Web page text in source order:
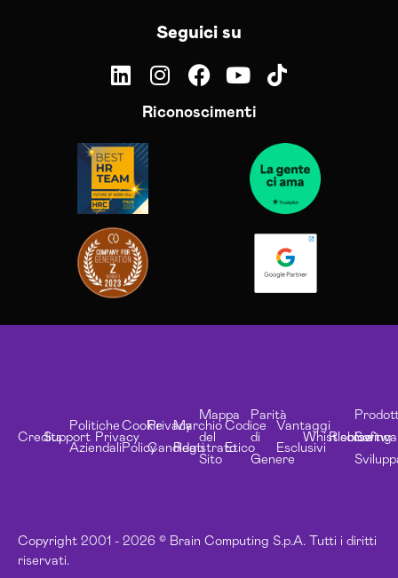
Seguici su
Riconoscimenti
Copyright 2001 - 2026 © Brain Computing S.p.A. Tutti i diritti
riservati.
CreditsSupport
Politiche
Aziendali
Privacy
Cookie
Policy
Privacy
Candidati
Marchio
Registrato
Mappa
del
Sito
Codice
Etico
Parità
di
Genere
Vantaggi
Esclusivi
Whistleblowing
Risorse